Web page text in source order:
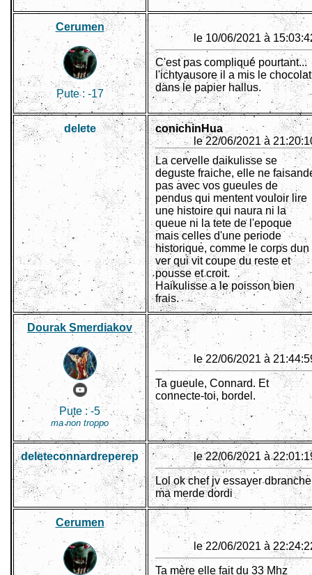
Cerumen
Pute : -17
le 10/06/2021 à
C'est pas compliqué pourtant...
l'ichtyausore il a mis le chocolat
dans le papier hallus.
delete
conichinHua
le 22/06/2021 à
La cervelle daikulisse se
deguste fraiche, elle ne
pas avec vos gueules de
pendus qui mentent vouloir lire
une histoire qui naura ni la
queue ni la tete de l'epoque
mais celles d'une periode
historique, comme le corps dun
ver qui vit coupe du reste et
pousse et croit.
Haikulisse a le poisson bien
frais.
Dourak Smerdiakov
Pute :-5
ma non troppo
le 22/06/2021 à
Ta gueule, Connard. Et
connecte-toi, bordel.
deleteconnardreperep le 22/06/2021 à
Lol ok chef jv essayer
ma merde dordi
Cerumen
le 22/06/2021 à
Ta mère elle fait du 33 Mhz